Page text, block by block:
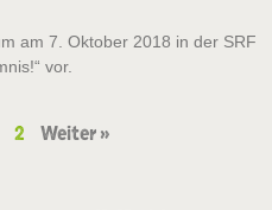
am 7. Oktober 2018 in der SRF
vor.
2 Weiter »